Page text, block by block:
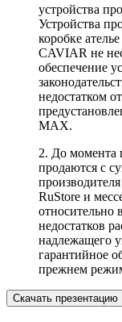
устройства
Устройства
коробке
CAVIAR не
обеспечение
недостатком
MAX.
2. До момента
продаются с
RuStore и
относительно
недостатков
надлежащего
гарантийное
прежнем
Скачать презентацию